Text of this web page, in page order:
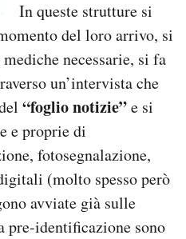
In queste strutture si
del loro arrivo, si
necessarie, si fa
un’intervista che
“foglio notizie”e si
e proprie di
fotosegnalazione,
(molto spesso però
avviate già sulle
pre-identificazione sono